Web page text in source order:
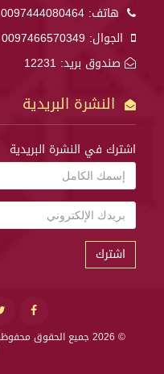
هاتف: 0097444080464
الجوال: 0097466570349
صندوق بريد: 12231
النشرة البريدية
اشترك في النشرة البريدية
اشترك
© 2026 جميع الحقوق محفوظة .